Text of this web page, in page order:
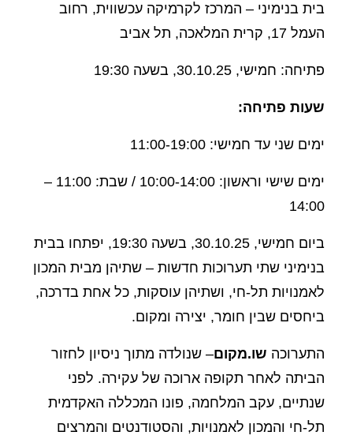
בית בנימיני – המרכז לקרמיקה עכשווית, רחוב
העמל 17, קרית המלאכה, תל אביב
פתיחה: חמישי, 30.10.25, בשעה 19:30
שעות פתיחה:
ימים שני עד חמישי: 11:00-19:00
ימים שישי וראשון: 10:00-14:00 / שבת: 11:00 –
14:00
ביום חמישי, 30.10.25, בשעה 19:30, יפתחו בבית
בנימיני שתי תערוכות חדשות – שתיהן מבית המכון
לאמנויות תל-חי, ושתיהן עוסקות, כל אחת בדרכה,
ביחסים שבין חומר, יצירה ומקום.
התערוכה שו.מקום– שנולדה מתוך ניסיון לחזור
הביתה לאחר תקופה ארוכה של עקירה. לפני
שנתיים, עקב המלחמה, פונו המכללה האקדמית
תל-חי והמכון לאמנויות, והסטודנטים והמרצים